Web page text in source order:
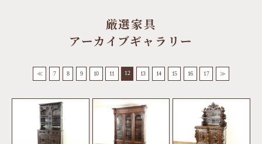
厳選家具
アーカイブギャラリー
≪ 7 8 9 10 11 12 13 14 15 16 17 ≫